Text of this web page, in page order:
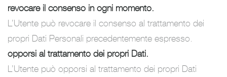
revocare il consenso in ogni momento.
L’Utente può revocare il consenso al trattamento dei
propri Dati Personali precedentemente espresso.
opporsi al trattamento dei propri Dati.
L’Utente può opporsi al trattamento dei propri Dati